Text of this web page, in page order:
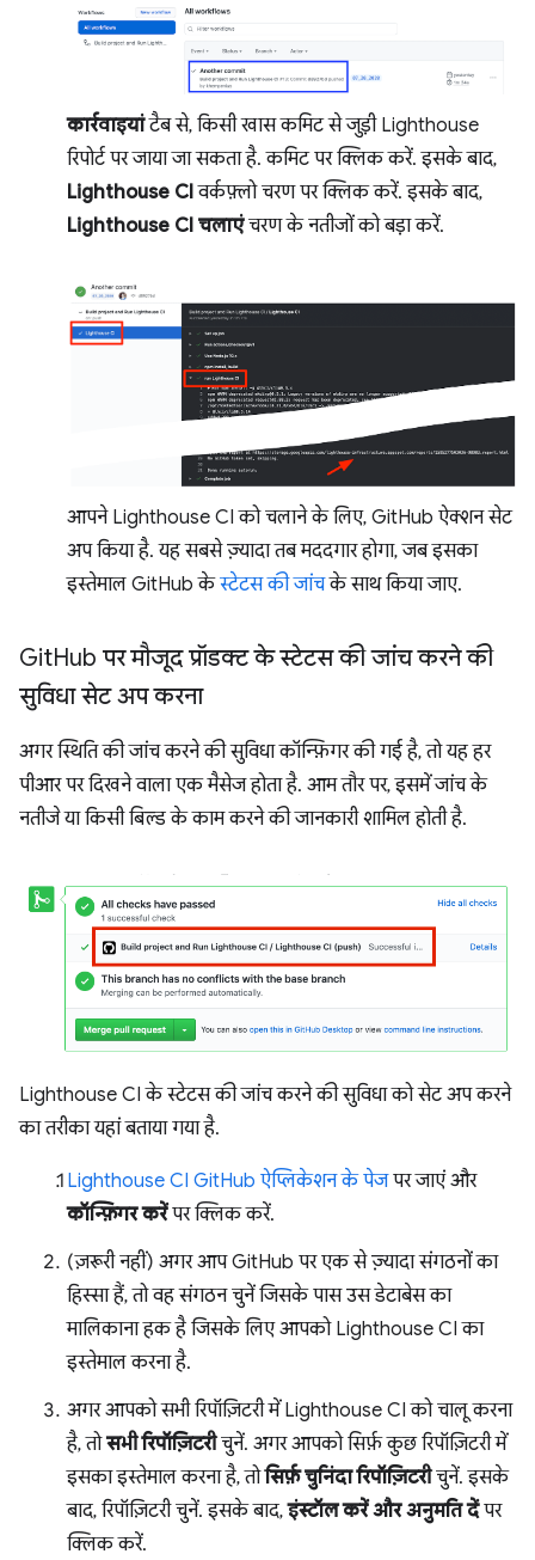
कार्रवाइयांटैब से, किसी खास कमिट से जुड़ी Lighthouse
रिपोर्ट पर जाया जा सकता है. कमिट पर क्लिक करें. इसके बाद,
Lighthouse CIवर्कफ़्लो चरण पर क्लिक करें. इसके बाद,
Lighthouse CI चलाएंचरण के नतीजों को बड़ा करें.
आपने Lighthouse CI को चलाने के लिए, GitHub ऐक्शन सेट
अप किया है. यह सबसे ज़्यादा तब मददगार होगा, जब इसका
इस्तेमाल GitHub केस्टेटस की जांचके साथ किया जाए.
GitHub पर मौजूद प्रॉडक्ट के स्टेटस की जांच करने की
सुविधा सेट अप करना
अगर स्थिति की जांच करने की सुविधा कॉन्फ़िगर की गई है, तो यह हर
पीआर पर दिखने वाला एक मैसेज होता है. आम तौर पर, इसमें जांच के
नतीजे या किसी बिल्ड के काम करने की जानकारी शामिल होती है.
Lighthouse CI के स्टेटस की जांच करने की सुविधा को सेट अप करने
का तरीका यहां बताया गया है.
Lighthouse CI GitHub ऐप्लिकेशन के पेजपर जाएं और
कॉन्फ़िगर करेंपर क्लिक करें.
(ज़रूरी नहीं) अगर आप GitHub पर एक से ज़्यादा संगठनों का
हिस्सा हैं, तो वह संगठन चुनें जिसके पास उस डेटाबेस का
मालिकाना हक है जिसके लिए आपको Lighthouse CI का
इस्तेमाल करना है.
अगर आपको सभी रिपॉज़िटरी में Lighthouse CI को चालू करना
है, तोसभी रिपॉज़िटरीचुनें. अगर आपको सिर्फ़ कुछ रिपॉज़िटरी में
इसका इस्तेमाल करना है, तोसिर्फ़ चुनिंदा रिपॉज़िटरीचुनें. इसके
बाद, रिपॉज़िटरी चुनें. इसके बाद,इंस्टॉल करें और अनुमति देंपर
क्लिक करें.